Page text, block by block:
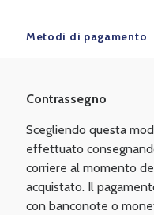
Metodi di pagamento
Contrassegno
Scegliendo questa
effettuato
corriere al momento
acquistato. Il
con banconote o